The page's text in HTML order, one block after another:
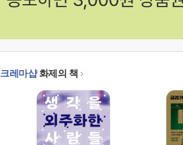
크레마샵화제의 책